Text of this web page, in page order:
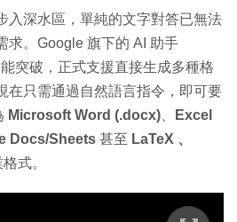
入深水區，單純的文字對答已無法
求。Google 旗下的 AI 助手
突破，正式支援直接生成多種格
在只需通過自然語言指令，即可要
Microsoft Word (.docx)
Excel
Docs/Sheets 甚至 LaTeX 、
式。